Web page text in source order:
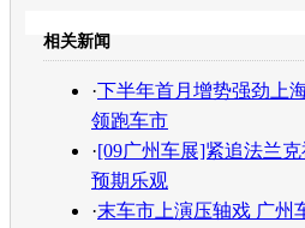
相关新闻
·下半年首月增势强劲上
领跑车市
·[09广州车展]紧追法兰
预期乐观
·末车市上演压轴戏 广州